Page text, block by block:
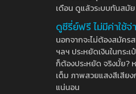
เดือน ดูแล้วระบบทันสมั
ดูซีรี่ย์ฟรี ไม่มีค่าใช้จ่
นอกจากจะไม่ต้องสมัคร
ฯลฯ ประหยัดเงินในกระ
ก็ต้องประหยัด จริงมั้ย?
เต็ม ภาพสวยแสงสีเสีย
แน่นอน